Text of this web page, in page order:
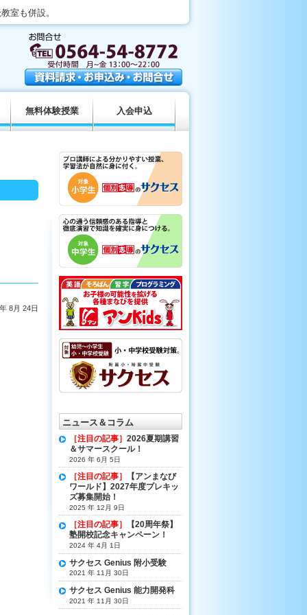
室も併設。
8月 24日
無料体験授業 入会申込
ニュース＆コラム
［注目の記事］ 2026夏期講習
＆サマースクール！
2026 年 6月 5日
［注目の記事］
【アンまなび
ワールド】2027年度プレキッ
ズ募集開始！
2025 年 12月 9日
［注目の記事］
【20周年祭】
塾開校記念キャンペーン！
2024 年 4月 1日
サクセス Genius 附小受験
2021 年 11月 30日
サクセス Genius 能力開発科
2021 年 11月 30日